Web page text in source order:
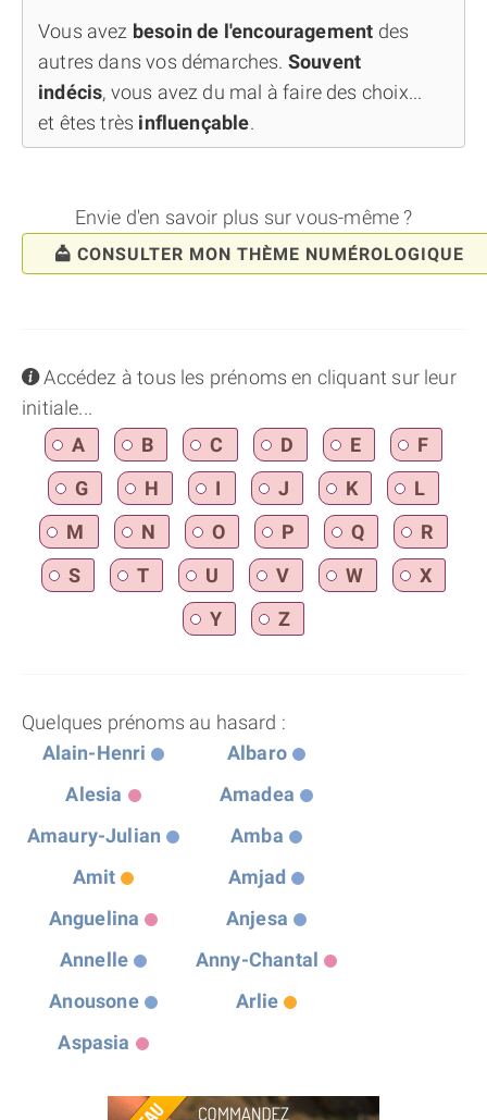
Vous avez besoin de l'encouragement des
autres dans vos démarches. Souvent
indécis, vous avez du mal à faire des choix...
et êtes très influençable.
Envie d'en savoir plus sur vous-même ?
CONSULTER MON THÈME NUMÉROLOGIQUE
infoAccédez à tous les prénoms en cliquant sur leur
initiale...
A
B C D E
F
G
H I J K
L
M
N O P Q
R
S
T U V W
X
Y
Z
Quelques prénoms au hasard :
Alain-Henri
Albaro
Alesia
Amadea
Amaury-Julian
Amba
Amit
Amjad
Anguelina
Anjesa
Annelle
Anny-Chantal
Anousone
Arlie
Aspasia